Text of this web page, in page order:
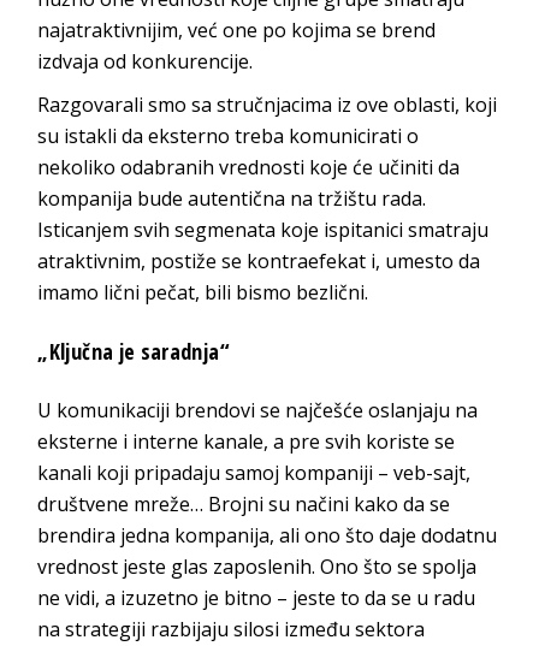
najatraktivnijim, već one po kojima se brend
izdvaja od konkurencije.
Razgovarali smo sa stručnjacima iz ove oblasti, koji
su istakli da eksterno treba komunicirati o
nekoliko odabranih vrednosti koje će učiniti da
kompanija bude autentična na tržištu rada.
Isticanjem svih segmenata koje ispitanici smatraju
atraktivnim, postiže se kontraefekat i, umesto da
imamo lični pečat, bili bismo bezlični.
„Ključna je saradnja“
U komunikaciji brendovi se najčešće oslanjaju na
eksterne i interne kanale, a pre svih koriste se
kanali koji pripadaju samoj kompaniji – veb-sajt,
društvene mreže… Brojni su načini kako da se
brendira jedna kompanija, ali ono što daje dodatnu
vrednost jeste glas zaposlenih. Ono što se spolja
ne vidi, a izuzetno je bitno – jeste to da se u radu
na strategiji razbijaju silosi između sektora